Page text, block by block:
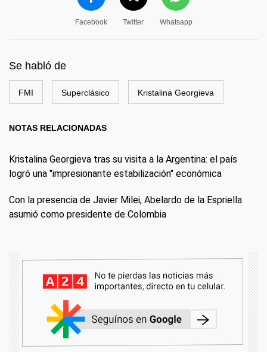
Facebook Twitter Whatsapp
Se habló de
FMI Superclásico Kristalina Georgieva
NOTAS RELACIONADAS
Kristalina Georgieva tras su visita a la Argentina: el país
logró una "impresionante estabilización" económica
Con la presencia de Javier Milei, Abelardo de la Espriella
asumió como presidente de Colombia